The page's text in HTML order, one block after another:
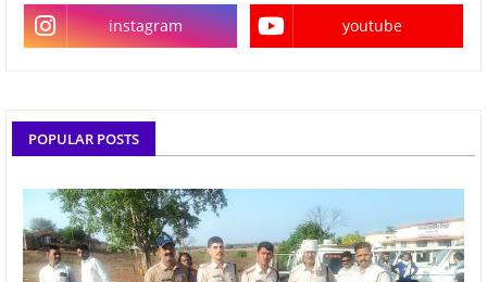
instagram youtube
POPULAR POSTS